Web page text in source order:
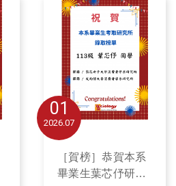
01
07
2026
［賀榜］恭賀本系
畢業生葉芯伃研究